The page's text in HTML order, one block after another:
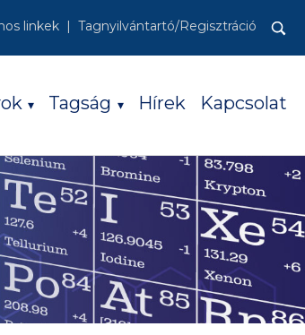
linkek
Tagnyilvántartó/Regisztráció
Tagság Hírek Kapcsolat